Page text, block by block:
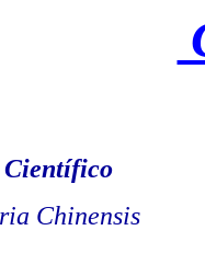
Científico
Chinensis